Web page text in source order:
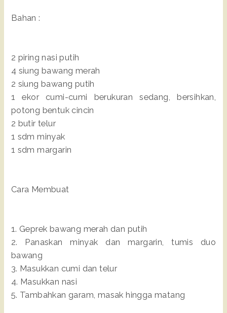
Bahan :
2 piring nasi putih
4 siung bawang merah
2 siung bawang putih
1 ekor cumi-cumi berukuran sedang, bersihkan,
potong bentuk cincin
2 butir telur
1 sdm minyak
1 sdm margarin
Cara Membuat
1. Geprek bawang merah dan putih
2. Panaskan minyak dan margarin, tumis duo
bawang
3. Masukkan cumi dan telur
4. Masukkan nasi
5. Tambahkan garam, masak hingga matang